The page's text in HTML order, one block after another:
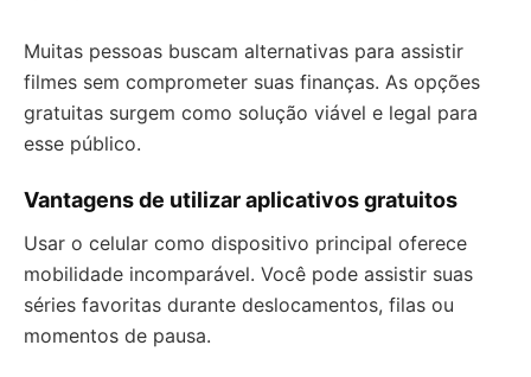
Muitas pessoas buscam alternativas para assistir
filmes sem comprometer suas finanças. As opções
gratuitas surgem como solução viável e legal para
esse público.
Vantagens de utilizar aplicativos gratuitos
Usar o celular como dispositivo principal oferece
mobilidade incomparável. Você pode assistir suas
séries favoritas durante deslocamentos, filas ou
momentos de pausa.